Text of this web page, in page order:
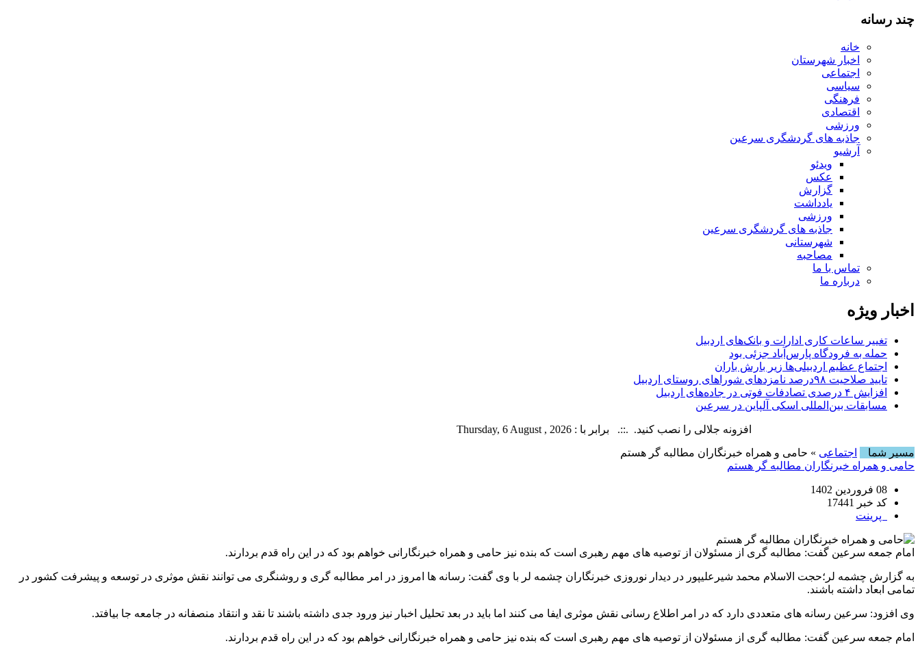
چند رسانه
خانه
اخبار شهرستان
اجتماعی
سیاسی
فرهنگی
اقتصادی
ورزشی
جاذبه های گردشگری سرعین
آرشیو
ویدئو
عکس
گزارش
یادداشت
ورزشی
جاذبه های گردشگری سرعین
شهرستانی
مصاحبه
تماس با ما
درباره ما
اخبار ویژه
تغییر ساعات کاری ادارات و بانک‌های اردبیل
حمله به فرودگاه پارس‌‌آباد جزئی بود
اجتماع عظیم اردبیلی‌ها زیر بارش باران
تایید صلاحیت ۹۸درصد نامزدهای شوراهای روستای اردبیل
افزایش ۴ درصدی تصادفات فوتی در جاده‌های اردبیل
مسابقات بین‌المللی اسکی آلپاین در سرعین
افزونه جلالی را نصب کنید. .::. برابر با : Thursday, 6 August , 2026
مسیر شما
اجتماعی » حامی و همراه خبرنگاران مطالبه گر هستم
حامی و همراه خبرنگاران مطالبه گر هستم
08 فروردین 1402
کد خبر 17441
پرینت
امام جمعه سرعین گفت: مطالبه گری از مسئولان از توصیه های مهم رهبری است که بنده نیز حامی و همراه خبرنگارانی خواهم بود که در این راه قدم بردارند.
به گزارش چشمه لر؛حجت الاسلام محمد شیرعلیپور در دیدار نوروزی خبرنگاران چشمه لر با وی گفت: رسانه ها امروز در امر مطالبه گری و روشنگری می توانند نقش موثری در توسعه و پیشرفت کشور در
تمامی ابعاد داشته باشند.
وی افزود: سرعین رسانه های متعددی دارد که در امر اطلاع رسانی نقش موثری ایفا می کنند اما باید در بعد تحلیل اخبار نیز ورود جدی داشته باشند تا نقد و انتقاد منصفانه در جامعه جا بیافتد.
امام جمعه سرعین گفت: مطالبه گری از مسئولان از توصیه های مهم رهبری است که بنده نیز حامی و همراه خبرنگارانی خواهم بود که در این راه قدم بردارند.